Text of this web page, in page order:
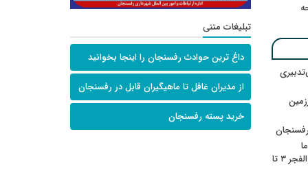
ننشسته»/ روایت محمد جعفرپور از والفجر ۳ تا
تبلیغات متنی
داغ ترین حوادث رفسنجان را اینجا بخوانید
از مدیران غافل تا ماهیگیران قابل در رفسنجان
خرید پسته رفسنجان